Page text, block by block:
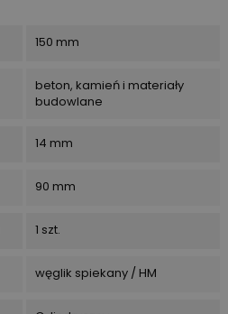
150 mm
beton, kamień i materiały
budowlane
14 mm
90 mm
1 szt.
węglik spiekany / HM